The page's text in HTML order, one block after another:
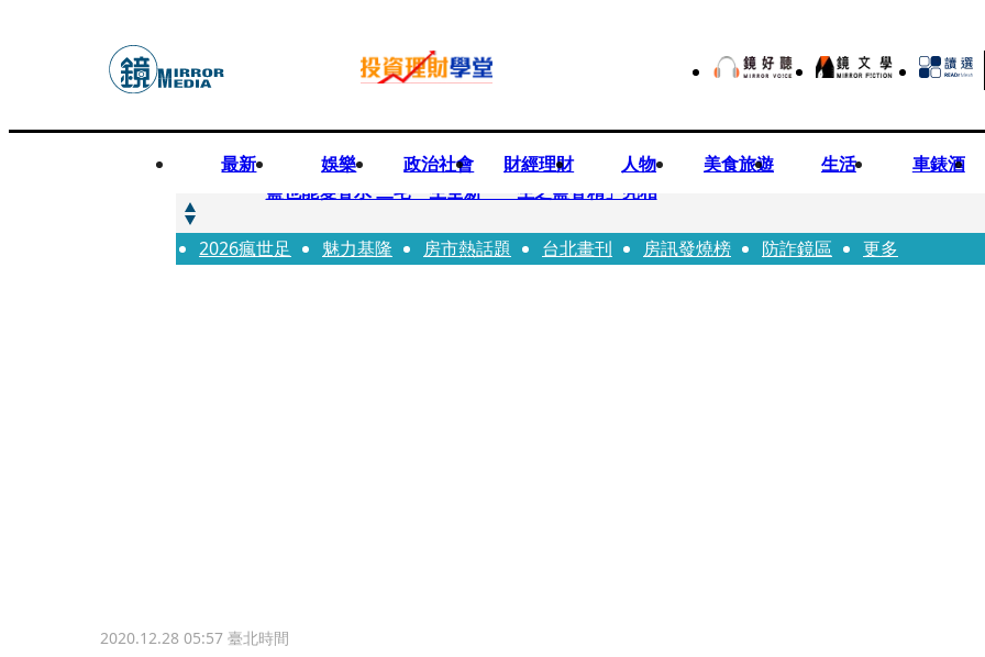
最新 娛樂 政治社會 財經理財 人物 美食旅遊 生活 車錶酒
快訊
鹽也能變香水 三宅一生全新「一生之鹽香精」亮相
快訊
不堪妻子碎念情緒失控 桃園八旬翁毆妻致死檢聲押
2026瘋世足 魅力基隆 房市熱話題 台北畫刊 房訊發燒榜 防詐鏡區 更多
2020.12.28 05:57臺北時間